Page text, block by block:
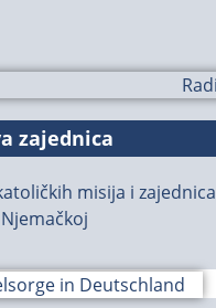
zajednica
misija i zajednica